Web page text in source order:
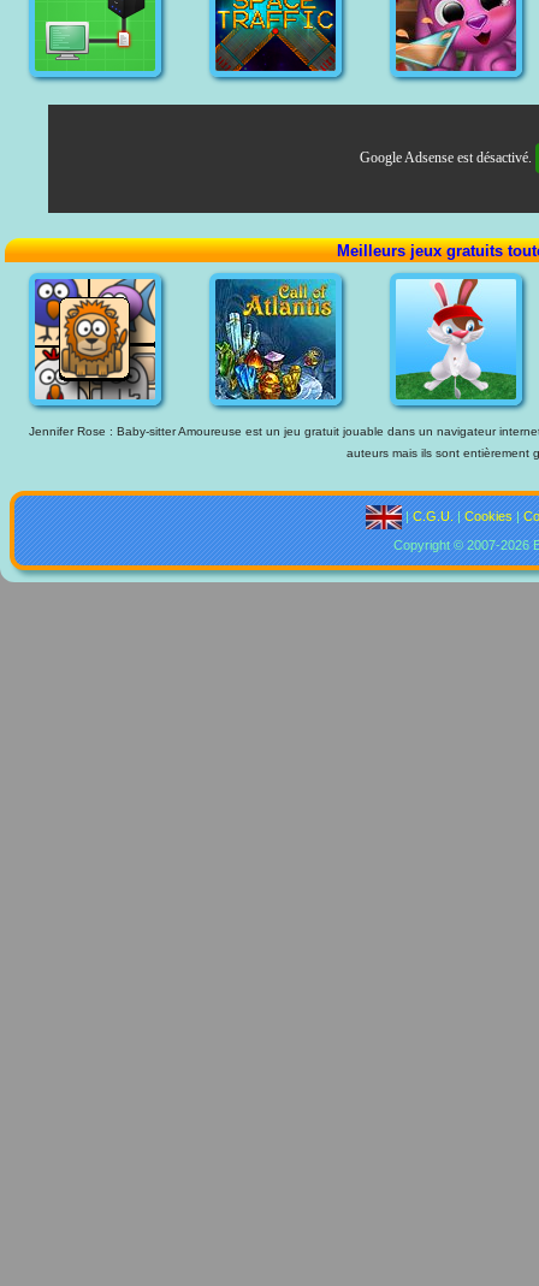
Google Adsense est désactivé.
Meilleurs jeux gratuits
Jennifer Rose : Baby-sitter Amoureuse est un jeu gratuit jouable dans un navigateur
auteurs mais ils sont entièrement
|C.G.U.|Cookies|
Copyright © 2007-2026